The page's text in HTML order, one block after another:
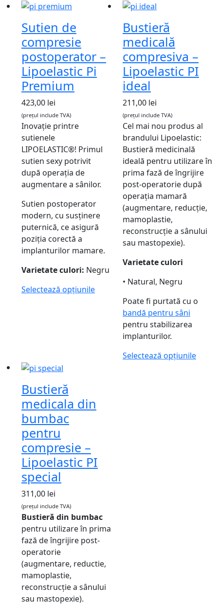
Sutien de
compresie
postoperator –
Lipoelastic Pi
Premium
423,00 lei
(prețul include TVA)
Inovație printre
sutienele
LIPOELASTIC®! Primul
sutien sexy potrivit
după operația de
augmentare a sânilor.
Sutien postoperator
modern, cu susținere
puternică, ce asigură
poziția corectă a
implanturilor mamare.
Varietate culori: Negru
Selectează opțiunile
Bustieră
medicală
compresiva –
Lipoelastic PI
ideal
211,00 lei
(prețul include TVA)
Cel mai nou produs al
brandului Lipoelastic:
Bustieră medicinală
ideală pentru utilizare în
prima fază de îngrijire
post-operatorie după
operația mamară
(augmentare, reducție,
mamoplastie,
reconstrucție a sânului
sau mastopexie).
Varietate culori
• Natural, Negru
Poate fi purtată cu o
bandă pentru sâni
pentru stabilizarea
implanturilor.
Selectează opțiunile
Bustieră
medicala din
bumbac
pentru
compresie –
Lipoelastic PI
special
311,00 lei
(prețul include TVA)
Bustieră din bumbac
pentru utilizare în prima
fază de îngrijire post-
operatorie
(augmentare, reductie,
mamoplastie,
reconstrucție a sânului
sau mastopexie).